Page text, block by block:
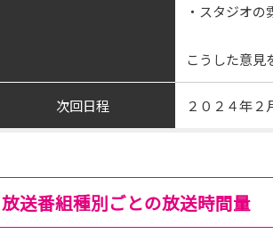
・スタジオの
こうした意見
次回日程 ２０２４年２
放送番組種別ごとの放送時間量